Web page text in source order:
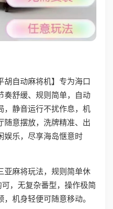
胡自动麻将机】专为海口
奏舒缓、规则简单，自动
，静音运行不扰作息，机
随意摆放，洗牌精准、出
娱乐，尽享海岛惬意时
亚麻将玩法，规则简单休
，无复杂番型，操作极简
机身轻便可随意移动。